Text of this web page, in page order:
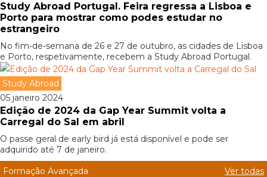
Study Abroad Portugal. Feira regressa a Lisboa e
Porto para mostrar como podes estudar no
estrangeiro
No fim-de-semana de 26 e 27 de outubro, as cidades de Lisboa
e Porto, respetivamente, recebem a Study Abroad Portugal.
Study Abroad
05 janeiro 2024
Edição de 2024 da Gap Year Summit volta a
Carregal do Sal em abril
O passe geral de early bird já está disponível e pode ser
adquirido até 7 de janeiro.
Formação Avançada
Ver todas